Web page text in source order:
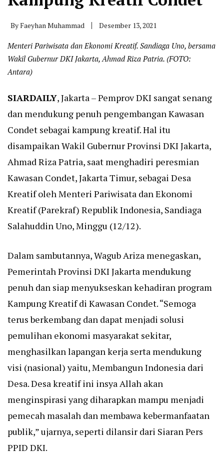
ByFaeyhan Muhammad Desember 13, 2021
Menteri Pariwisata dan Ekonomi Kreatif. Sandiaga Uno, bersama
Wakil Gubernur DKI Jakarta, Ahmad Riza Patria. (FOTO:
Antara)
SIARDAILY, Jakarta – Pemprov DKI sangat senang
dan mendukung penuh pengembangan Kawasan
Condet sebagai kampung kreatif. Hal itu
disampaikan Wakil Gubernur Provinsi DKI Jakarta,
Ahmad Riza Patria, saat menghadiri peresmian
Kawasan Condet, Jakarta Timur, sebagai Desa
Kreatif oleh Menteri Pariwisata dan Ekonomi
Kreatif (Parekraf) Republik Indonesia, Sandiaga
Salahuddin Uno, Minggu (12/12).
Dalam sambutannya, Wagub Ariza menegaskan,
Pemerintah Provinsi DKI Jakarta mendukung
penuh dan siap menyukseskan kehadiran program
Kampung Kreatif di Kawasan Condet. “Semoga
terus berkembang dan dapat menjadi solusi
pemulihan ekonomi masyarakat sekitar,
menghasilkan lapangan kerja serta mendukung
visi (nasional) yaitu, Membangun Indonesia dari
Desa. Desa kreatif ini insya Allah akan
menginspirasi yang diharapkan mampu menjadi
pemecah masalah dan membawa kebermanfaatan
publik,” ujarnya, seperti dilansir dari Siaran Pers
PPID DKI.